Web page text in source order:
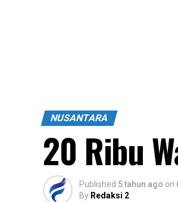
NUSANTARA
20 Ribu
Published 5 tahun ago on
By Redaksi 2